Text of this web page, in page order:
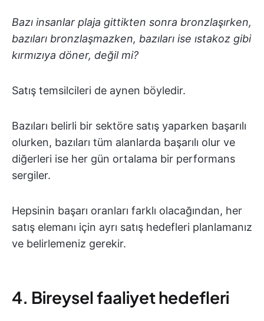
Bazı insanlar plaja gittikten sonra bronzlaşırken,
bazıları bronzlaşmazken, bazıları ise ıstakoz gibi
kırmızıya döner, değil mi?
Satış temsilcileri de aynen böyledir.
Bazıları belirli bir sektöre satış yaparken başarılı
olurken, bazıları tüm alanlarda başarılı olur ve
diğerleri ise her gün ortalama bir performans
sergiler.
Hepsinin başarı oranları farklı olacağından, her
satış elemanı için ayrı satış hedefleri planlamanız
ve belirlemeniz gerekir.
4. Bireysel faaliyet hedefleri